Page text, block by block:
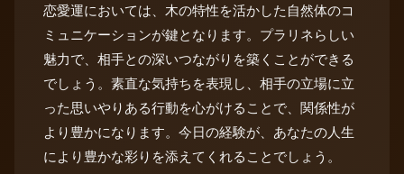
恋愛運においては、木の特性を活かした自然体のコ
ミュニケーションが鍵となります。プラリネらしい
魅力で、相手との深いつながりを築くことができる
でしょう。素直な気持ちを表現し、相手の立場に立
った思いやりある行動を心がけることで、関係性が
より豊かになります。今日の経験が、あなたの人生
により豊かな彩りを添えてくれることでしょう。